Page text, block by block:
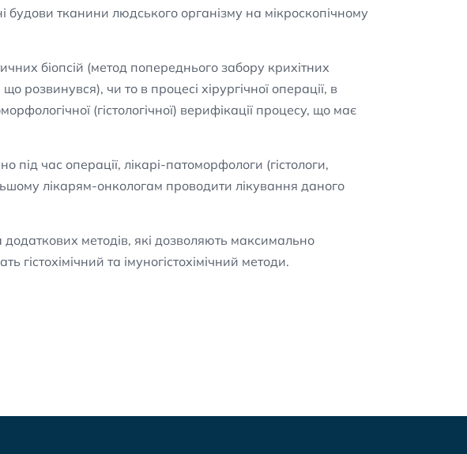
будови тканини людського організму на мікроскопічному
біопсій (метод попереднього забору крихітних
розвинувся), чи то в процесі хірургічної операції, в
(гістологічної) верифікації процесу, що має
час операції, лікарі-патоморфологи (гістологи,
лікарям-онкологам проводити лікування даного
додаткових методів, які дозволяють максимально
та імуногістохімічний методи.